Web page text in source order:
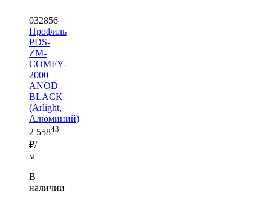
032856
Профиль
PDS-
ZM-
COMFY-
2000
ANOD
BLACK
(Arlight,
Алюминий)
2 55843
₽/
м
В
наличии